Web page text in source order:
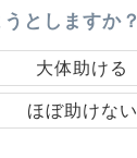
としますか？
大体助ける
ほぼ助けない